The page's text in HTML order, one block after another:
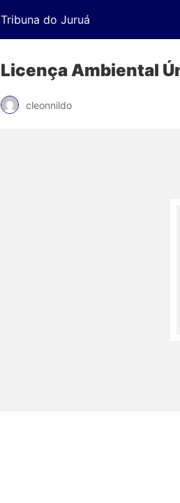
Tribuna do Juruá
Licença Ambiental
cleonnildo